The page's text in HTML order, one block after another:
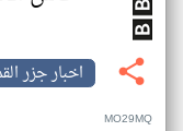
اخبار جزر
MO29MQ